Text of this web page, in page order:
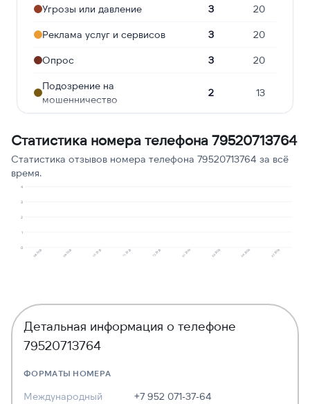
Угрозы или давление 3 20
Реклама услуг и сервисов 3 20
Опрос 3 20
Подозрение на
мошенничество
2 13
Статистика номера телефона 79520713764
Статистика отзывов номера телефона 79520713764 за всё
время.
0
1
2
3
4
08.2025 09.2025 10.2025 11.2025 12.2025 01.2026 03.2026 04.2026 07.2026
Детальная информация о телефоне
79520713764
ФОРМАТЫ НОМЕРА
Международный +7 952 071-37-64